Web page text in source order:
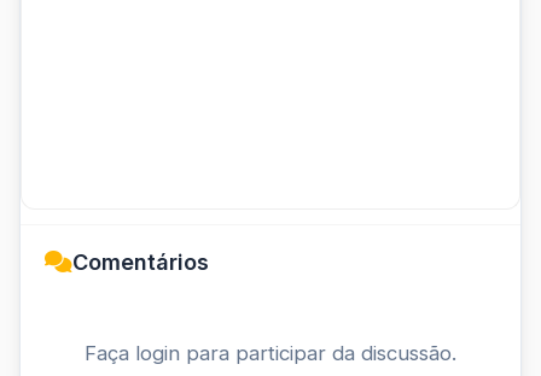
Comentários
Faça login para participar da discussão.